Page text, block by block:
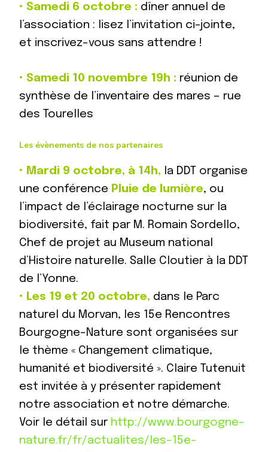
• Samedi 6 octobre : dîner annuel de
l’association : lisez l’invitation ci-jointe,
et inscrivez-vous sans attendre !
• Samedi 10 novembre 19h : réunion de
synthèse de l’inventaire des mares – rue
des Tourelles
Les évènements de nos partenaires
• Mardi 9 octobre, à 14h, la DDT organise
une conférence Pluie de lumière, ou
l’impact de l’éclairage nocturne sur la
biodiversité, fait par M. Romain Sordello,
Chef de projet au Museum national
d’Histoire naturelle. Salle Cloutier à la DDT
de l’Yonne.
• Les 19 et 20 octobre, dans le Parc
naturel du Morvan, les 15e Rencontres
Bourgogne-Nature sont organisées sur
le thème « Changement climatique,
humanité et biodiversité ». Claire Tutenuit
est invitée à y présenter rapidement
notre association et notre démarche.
Voir le détail sur http://www.bourgogne-
nature.fr/fr/actualites/les-15e-